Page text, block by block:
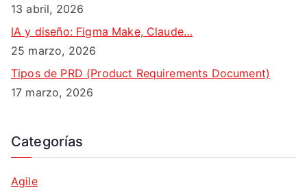
13 abril, 2026
IA y diseño: Figma Make, Claude…
25 marzo, 2026
Tipos de PRD (Product Requirements Document)
17 marzo, 2026
Categorías
Agile